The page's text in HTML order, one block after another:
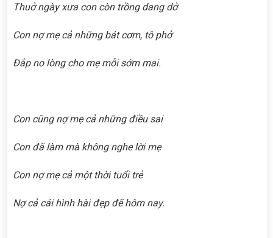
Thuở ngày xưa con còn trồng dang dở
Con nợ mẹ cả những bát cơm, tô phở
Đắp no lòng cho mẹ mỗi sớm mai.
Con cũng nợ mẹ cả những điều sai
Con đã làm mà không nghe lời mẹ
Con nợ mẹ cả một thời tuổi trẻ
Nợ cả cái hình hài đẹp đẽ hôm nay.